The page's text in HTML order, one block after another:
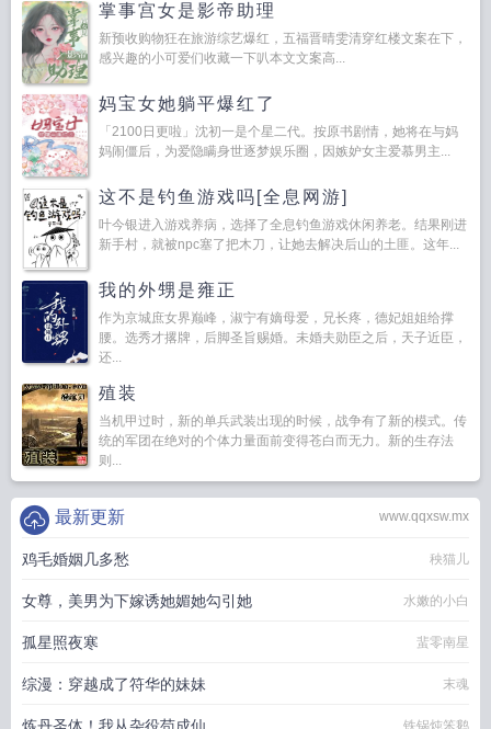
掌事宫女是影帝助理
新预收购物狂在旅游综艺爆红，五福晋晴雯清穿红楼文案在下，
感兴趣的小可爱们收藏一下叭本文文案高...
妈宝女她躺平爆红了
「2100日更啦」沈初一是个星二代。按原书剧情，她将在与妈
妈闹僵后，为爱隐瞒身世逐梦娱乐圈，因嫉妒女主爱慕男主...
这不是钓鱼游戏吗[全息网游]
叶今银进入游戏养病，选择了全息钓鱼游戏休闲养老。结果刚进
新手村，就被npc塞了把木刀，让她去解决后山的土匪。这年...
我的外甥是雍正
作为京城庶女界巅峰，淑宁有嫡母爱，兄长疼，德妃姐姐给撑
腰。选秀才撂牌，后脚圣旨赐婚。未婚夫勋臣之后，天子近臣，
还...
殖装
当机甲过时，新的单兵武装出现的时候，战争有了新的模式。传
统的军团在绝对的个体力量面前变得苍白而无力。新的生存法
则...
www.qqxsw.mx
最新更新
鸡毛婚姻几多愁 秧猫儿
女尊，美男为下嫁诱她媚她勾引她 水嫩的小白
孤星照夜寒 蜚零南星
综漫：穿越成了符华的妹妹 末魂
铁锅炖笨鹅